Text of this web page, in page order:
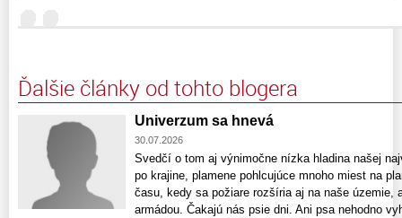
Ďalšie články od tohto blogera
Univerzum sa hnevá
30.07.2026
Svedčí o tom aj výnimočne nízka hladina našej
po krajine, plamene pohlcujúce mnoho miest na
času, kedy sa požiare rozšíria aj na naše územie,
armádou. Čakajú nás psie dni. Ani psa nehodno